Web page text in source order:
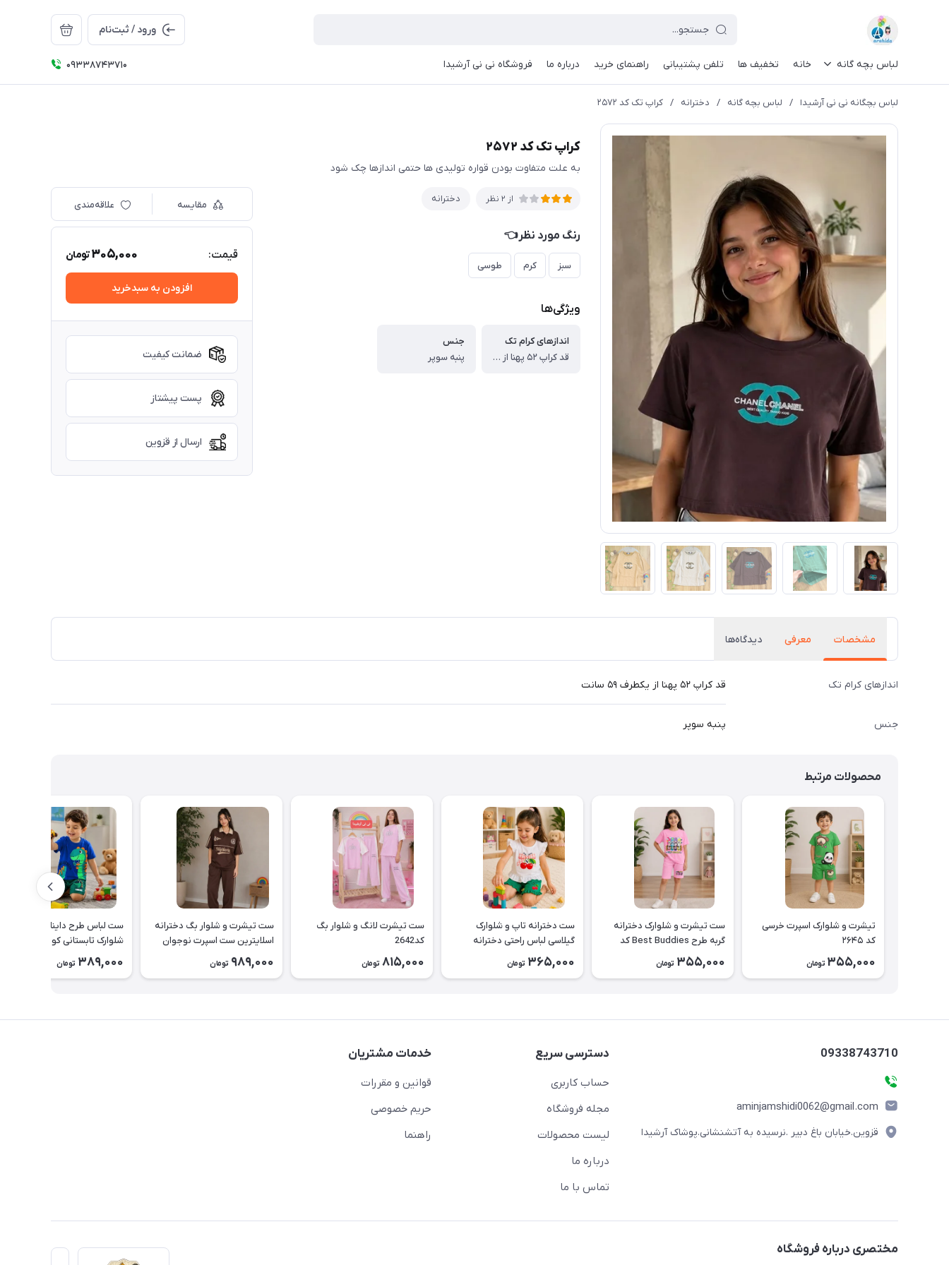
ورود / ثبت‌نام
لباس بچه گانه خانه تخفیف ها تلفن پشتیبانی راهنمای خرید درباره ما فروشگاه نی نی آرشیدا 09338743710
لباس بچگانه نی نی آرشیدا / لباس بچه گانه / دخترانه / کراپ تک کد ۲۵۷۲
کراپ تک کد ۲۵۷۲
به علت متفاوت بودن قواره تولیدی ها حتمی اندازها چک شود
از 2 نظر دخترانه
رنگ مورد نظر👈
سبز کرم طوسی
ویژگی‌ها
اندازهای کرام تک
قد کراپ ۵۲ پهنا از یکطرف ۵۹ سانت
جنس
پنبه سوپر
مقایسه علاقه‌مندی
قیمت: 305,000تومان
افزودن به سبدخرید
ضمانت کیفیت
پست پیشتاز
ارسال از قزوین
مشخصات معرفی دیدگاه‌ها
اندازهای کرام تک قد کراپ ۵۲ پهنا از یکطرف ۵۹ سانت
جنس پنبه سوپر
محصولات مرتبط
تیشرت و شلوارک اسپرت خرسی
کد ۲۶۴۵
355,000 تومان
ست تیشرت و شلوارک دخترانه
گربه طرح Best Buddies کد
355,000 تومان
ست دخترانه تاپ و شلوارک
گیلاسی لباس راحتی دخترانه
365,000 تومان
ست تیشرت لانگ و شلوار بگ
کد2642
815,000 تومان
ست تیشرت و شلوار بگ دخترانه
اسلایترین ست اسپرت نوجوان
989,000 تومان
شلوارک تابستانی کودک کد ۲۶۳۸
389,000 تومان
09338743710
aminjamshidi0062@gmail.com
قزوین.خیابان باغ دبیر .نرسیده به آتشنشانی.پوشاک آرشیدا
دسترسی سریع
حساب کاربری
مجله فروشگاه
لیست محصولات
درباره ما
تماس با ما
خدمات مشتریان
قوانین و مقررات
حریم خصوصی
راهنما
مختصری درباره فروشگاه